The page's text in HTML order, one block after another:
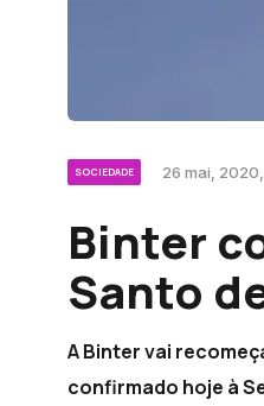
SOCIEDADE 26 mai, 2020,
Binter
Santo
A Binter vai
confirmado hoje à